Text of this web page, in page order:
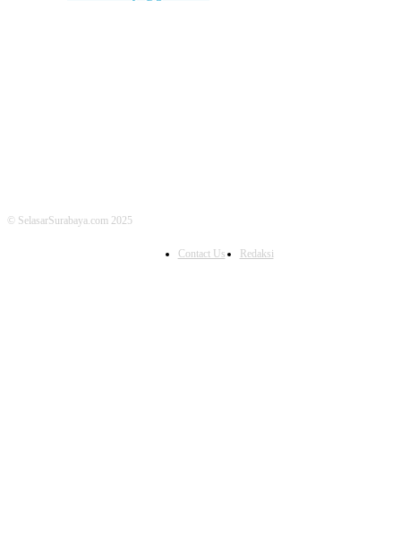
© SelasarSurabaya.com 2025
Contact Us Redaksi